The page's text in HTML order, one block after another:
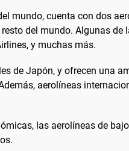
mundo, cuenta con dos
del mundo. Algunas
y muchas más.
de Japón, y ofrecen una
aerolíneas
las aerolíneas de